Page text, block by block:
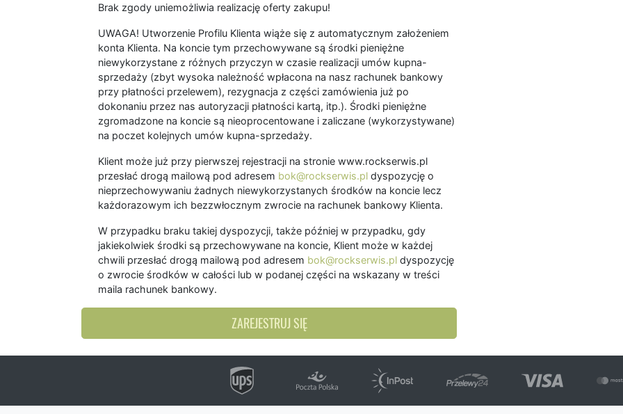
Brak zgody uniemożliwia realizację oferty zakupu!
UWAGA! Utworzenie Profilu Klienta wiąże się z automatycznym założeniem
konta Klienta. Na koncie tym przechowywane są środki pieniężne
niewykorzystane z różnych przyczyn w czasie realizacji umów kupna-
sprzedaży (zbyt wysoka należność wpłacona na nasz rachunek bankowy
przy płatności przelewem), rezygnacja z części zamówienia już po
dokonaniu przez nas autoryzacji płatności kartą, itp.). Środki pieniężne
zgromadzone na koncie są nieoprocentowane i zaliczane (wykorzystywane)
na poczet kolejnych umów kupna-sprzedaży.
Klient może już przy pierwszej rejestracji na stronie www.rockserwis.pl
przesłać drogą mailową pod adresem bok@rockserwis.pl dyspozycję o
nieprzechowywaniu żadnych niewykorzystanych środków na koncie lecz
każdorazowym ich bezzwłocznym zwrocie na rachunek bankowy Klienta.
W przypadku braku takiej dyspozycji, także później w przypadku, gdy
jakiekolwiek środki są przechowywane na koncie, Klient może w każdej
chwili przesłać drogą mailową pod adresem bok@rockserwis.pl dyspozycję
o zwrocie środków w całości lub w podanej części na wskazany w treści
maila rachunek bankowy.
ZAREJESTRUJ SIĘ